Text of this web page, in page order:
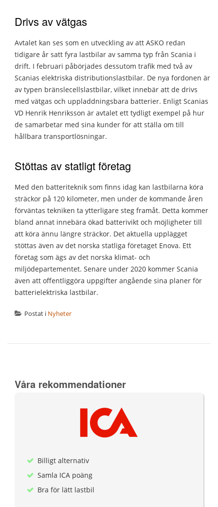
Drivs av vätgas
Avtalet kan ses som en utveckling av att ASKO redan
tidigare år satt fyra lastbilar av samma typ från Scania i
drift. I februari påbörjades dessutom trafik med två av
Scanias elektriska distributionslastbilar. De nya fordonen är
av typen bränslecellslastbilar, vilket innebär att de drivs
med vätgas och uppladdningsbara batterier. Enligt Scanias
VD Henrik Henriksson är avtalet ett tydligt exempel på hur
de samarbetar med sina kunder för att ställa om till
hållbara transportlösningar.
Stöttas av statligt företag
Med den batteriteknik som finns idag kan lastbilarna köra
sträckor på 120 kilometer, men under de kommande åren
förväntas tekniken ta ytterligare steg framåt. Detta kommer
bland annat innebära ökad batterivikt och möjligheter till
att köra ännu längre sträckor. Det aktuella upplägget
stöttas även av det norska statliga företaget Enova. Ett
företag som ägs av det norska klimat- och
miljödepartementet. Senare under 2020 kommer Scania
även att offentliggöra uppgifter angående sina planer för
batterielektriska lastbilar.
Postat i Nyheter
Våra rekommendationer
Billigt alternativ
Samla ICA poäng
Bra för lätt lastbil